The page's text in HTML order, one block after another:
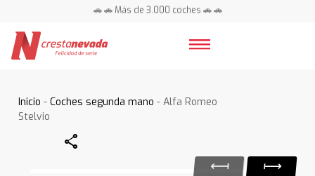
🚗 🚗 Más de 3.000 coches 🚗 🚗
Inicio -Coches segunda mano - Alfa Romeo
Stelvio
Share